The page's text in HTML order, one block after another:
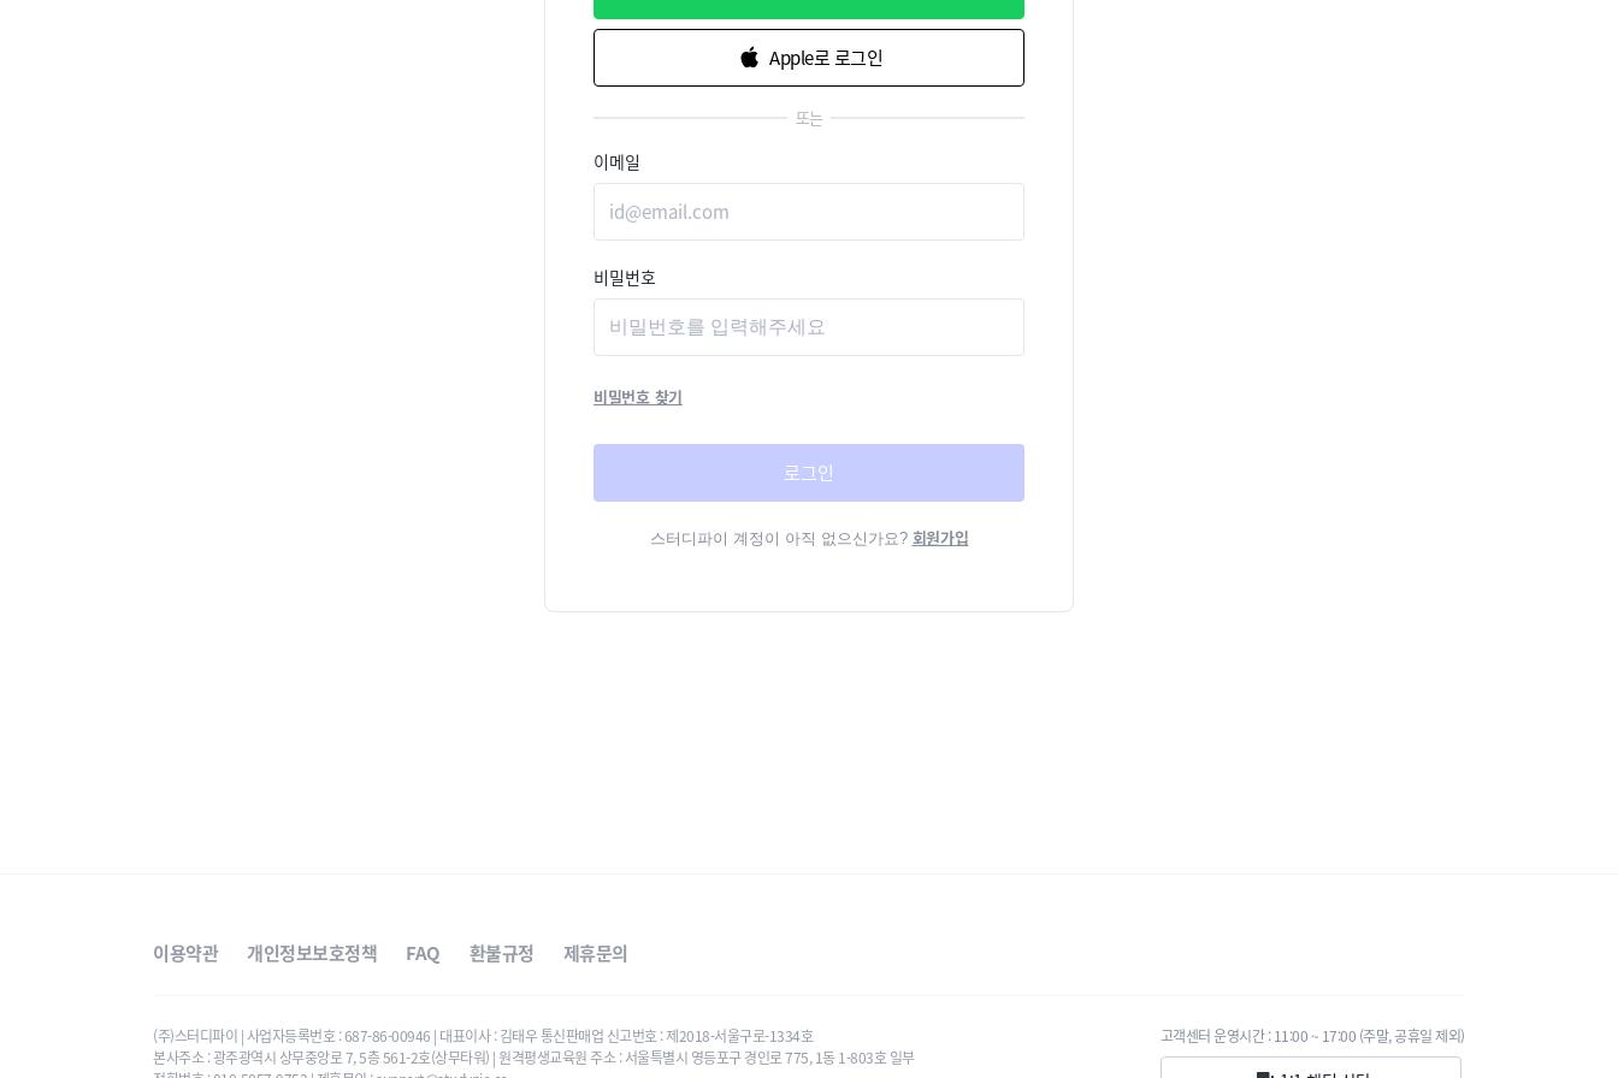
Apple로 로그인
또는
이메일
비밀번호
비밀번호 찾기
로그인
스터디파이 계정이 아직 없으신가요? 회원가입
이용약관 개인정보보호정책 FAQ 환불규정 제휴문의
(주)스터디파이 | 사업자등록번호 : 687-86-00946 | 대표이사 : 김태우 통신판매업 신고번호 : 제2018-서울구로-1334호
본사주소 : 광주광역시 상무중앙로 7, 5층 561-2호(상무타워) | 원격평생교육원 주소 : 서울특별시 영등포구 경인로 775, 1동 1-803호 일부
고객센터 운영시간 : 11:00 ~ 17:00 (주말, 공휴일 제외)